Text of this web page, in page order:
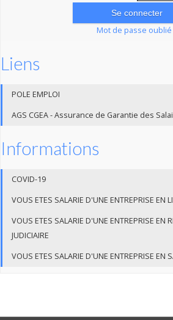
Mot de passe oublié
Liens
POLE EMPLOI
AGS CGEA - Assurance de Garantie des
Informations
COVID-19
VOUS ETES SALARIE D'UNE ENTREPRISE EN
VOUS ETES SALARIE D'UNE ENTREPRISE EN
JUDICIAIRE
VOUS ETES SALARIE D'UNE ENTREPRISE EN